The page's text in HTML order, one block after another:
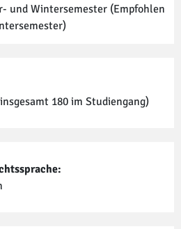
und Winter­semester (Empfohlen
180 im Studiengang)